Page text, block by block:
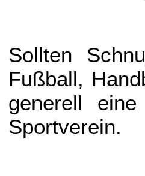
Sollten
Fußball,
generell
Sportverein.